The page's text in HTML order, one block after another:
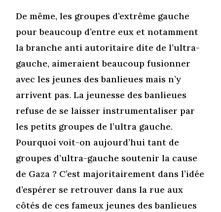
De même, les groupes d’extrême gauche
pour beaucoup d’entre eux et notamment
la branche anti autoritaire dite de l’ultra-
gauche, aimeraient beaucoup fusionner
avec les jeunes des banlieues mais n’y
arrivent pas. La jeunesse des banlieues
refuse de se laisser instrumentaliser par
les petits groupes de l’ultra gauche.
Pourquoi voit-on aujourd’hui tant de
groupes d’ultra-gauche soutenir la cause
de Gaza ? C’est majoritairement dans l’idée
d’espérer se retrouver dans la rue aux
côtés de ces fameux jeunes des banlieues